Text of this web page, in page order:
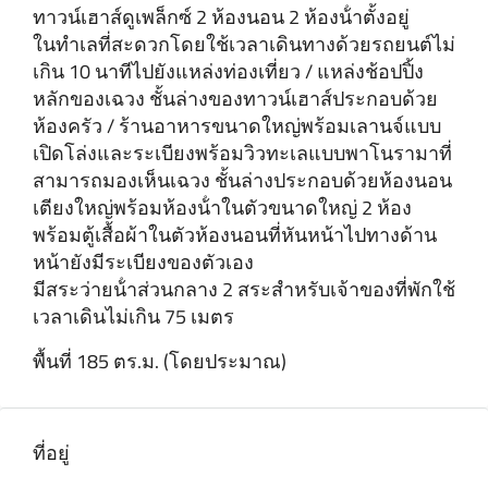
ทาวน์เฮาส์ดูเพล็กซ์ 2 ห้องนอน 2 ห้องน้ําตั้งอยู่
ในทําเลที่สะดวกโดยใช้เวลาเดินทางด้วยรถยนต์ไม่
เกิน 10 นาทีไปยังแหล่งท่องเที่ยว / แหล่งช้อปปิ้ง
หลักของเฉวง ชั้นล่างของทาวน์เฮาส์ประกอบด้วย
ห้องครัว / ร้านอาหารขนาดใหญ่พร้อมเลานจ์แบบ
เปิดโล่งและระเบียงพร้อมวิวทะเลแบบพาโนรามาที่
สามารถมองเห็นเฉวง ชั้นล่างประกอบด้วยห้องนอน
เตียงใหญ่พร้อมห้องน้ําในตัวขนาดใหญ่ 2 ห้อง
พร้อมตู้เสื้อผ้าในตัวห้องนอนที่หันหน้าไปทางด้าน
หน้ายังมีระเบียงของตัวเอง
มีสระว่ายน้ําส่วนกลาง 2 สระสําหรับเจ้าของที่พักใช้
เวลาเดินไม่เกิน 75 เมตร
พื้นที่ 185 ตร.ม. (โดยประมาณ)
ที่อยู่